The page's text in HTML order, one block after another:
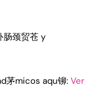
肠颈贸苍 y
茅micos aqu铆:Ver